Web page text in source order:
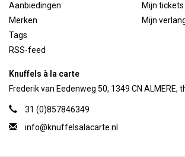
Aanbiedingen
Merken
Tags
RSS-feed
Mijn tickets
Mijn
Knuffels à la carte
Frederik van Eedenweg 50, 1349 CN ALMERE,
31 (0)857846349
info@knuffelsalacarte.nl